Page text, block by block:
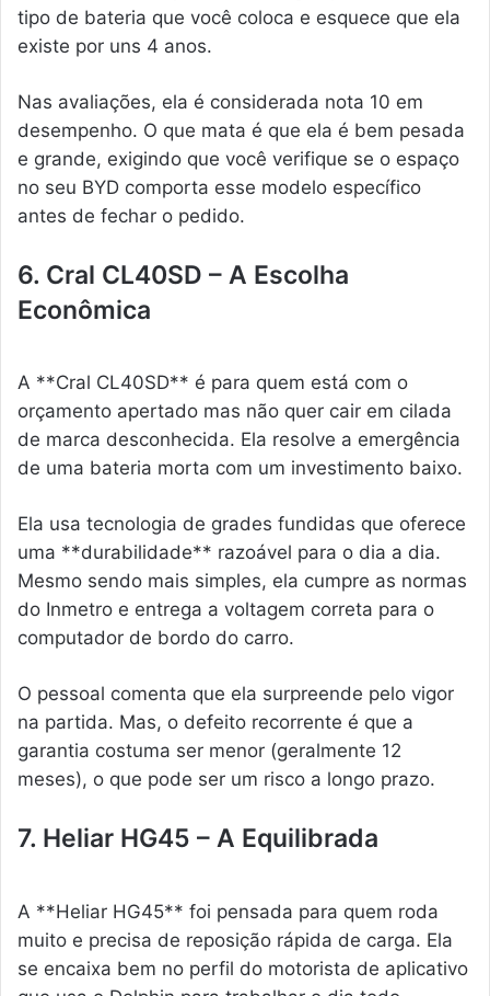
tipo de bateria que você coloca e esquece que ela
existe por uns 4 anos.
Nas avaliações, ela é considerada nota 10 em
desempenho. O que mata é que ela é bem pesada
e grande, exigindo que você verifique se o espaço
no seu BYD comporta esse modelo específico
antes de fechar o pedido.
6. Cral CL40SD – A Escolha
Econômica
A **Cral CL40SD** é para quem está com o
orçamento apertado mas não quer cair em cilada
de marca desconhecida. Ela resolve a emergência
de uma bateria morta com um investimento baixo.
Ela usa tecnologia de grades fundidas que oferece
uma **durabilidade** razoável para o dia a dia.
Mesmo sendo mais simples, ela cumpre as normas
do Inmetro e entrega a voltagem correta para o
computador de bordo do carro.
O pessoal comenta que ela surpreende pelo vigor
na partida. Mas, o defeito recorrente é que a
garantia costuma ser menor (geralmente 12
meses), o que pode ser um risco a longo prazo.
7. Heliar HG45 – A Equilibrada
A **Heliar HG45** foi pensada para quem roda
muito e precisa de reposição rápida de carga. Ela
se encaixa bem no perfil do motorista de aplicativo